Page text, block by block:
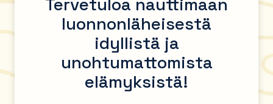
luonnonläheisestä
idyllistä ja
unohtumattomista
elämyksistä!